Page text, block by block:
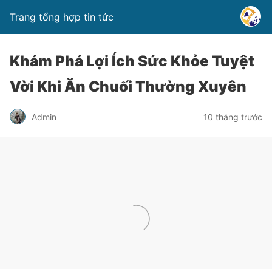
Trang tổng hợp tin tức
Khám Phá Lợi Ích Sức Khỏe Tuyệt
Vời Khi Ăn Chuối Thường Xuyên
Admin 10 tháng trước